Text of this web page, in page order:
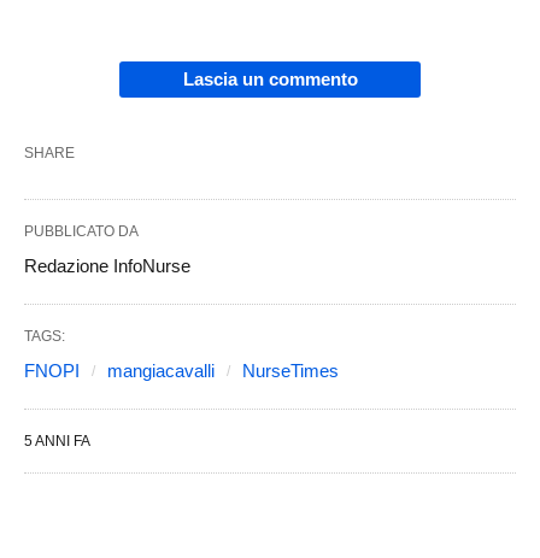
Lascia un commento
SHARE
PUBBLICATO DA
Redazione InfoNurse
TAGS:
FNOPI mangiacavalli NurseTimes
5 ANNI FA